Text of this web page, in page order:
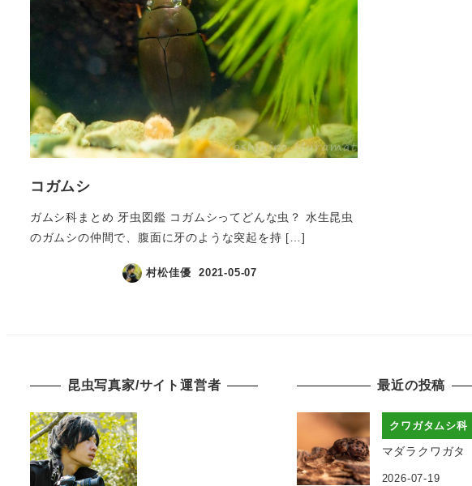
コガムシ
ガムシ科まとめ 牙虫図鑑 コガムシってどんな虫？ 水生昆虫
のガムシの仲間で、腹面に牙のような突起を持 […]
村松佳優 2021-05-07
昆虫写真家/サイト運営者 最近の投稿
クワガタムシ科
マダラクワガタ
2026-07-19